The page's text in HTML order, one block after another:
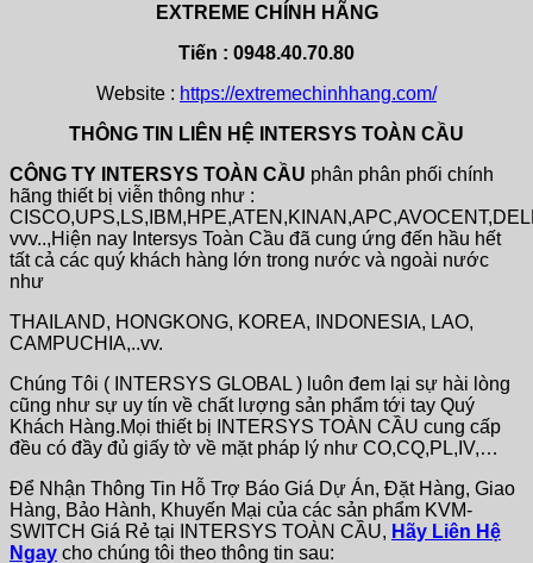
EXTREME CHÍNH HÃNG
Tiến : 0948.40.70.80
Website : https://extremechinhhang.com/
THÔNG TIN LIÊN HỆ INTERSYS TOÀN CẦU
CÔNG TY INTERSYS TOÀN CẦU phân phân phối chính
hãng thiết bị viễn thông như :
vvv..,Hiện nay Intersys Toàn Cầu đã cung ứng đến hầu hết
tất cả các quý khách hàng lớn trong nước và ngoài nước
như
THAILAND, HONGKONG, KOREA, INDONESIA, LAO,
CAMPUCHIA,..vv.
Chúng Tôi ( INTERSYS GLOBAL ) luôn đem lại sự hài lòng
cũng như sự uy tín về chất lượng sản phẩm tới tay Quý
Khách Hàng.Mọi thiết bị INTERSYS TOÀN CẦU cung cấp
đều có đầy đủ giấy tờ về mặt pháp lý như CO,CQ,PL,IV,…
Để Nhận Thông Tin Hỗ Trợ Báo Giá Dự Án, Đặt Hàng, Giao
Hàng, Bảo Hành, Khuyến Mại của các sản phẩm KVM-
SWITCH Giá Rẻ tại INTERSYS TOÀN CẦU, Hãy Liên Hệ
Ngay cho chúng tôi theo thông tin sau: